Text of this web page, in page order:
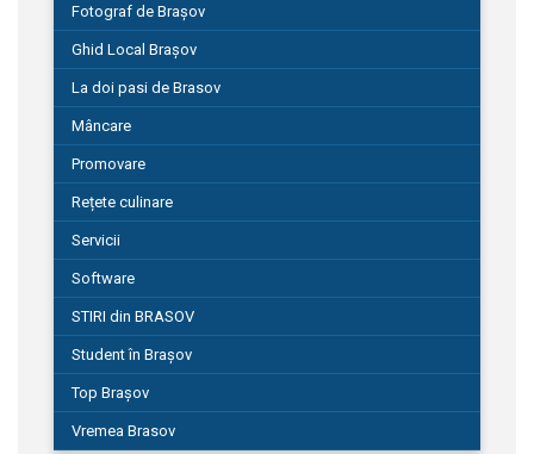
Fotograf de Brașov
Ghid Local Brașov
La doi pasi de Brasov
Mâncare
Promovare
Rețete culinare
Servicii
Software
STIRI din BRASOV
Student în Brașov
Top Brașov
Vremea Brasov